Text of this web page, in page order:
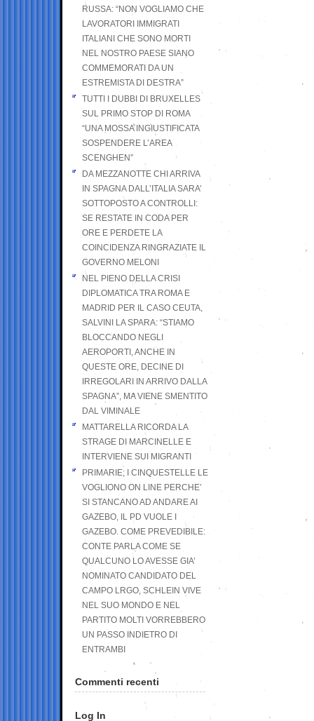
RUSSA: “NON VOGLIAMO CHE
LAVORATORI IMMIGRATI
ITALIANI CHE SONO MORTI
NEL NOSTRO PAESE SIANO
COMMEMORATI DA UN
ESTREMISTA DI DESTRA”
TUTTI I DUBBI DI BRUXELLES
SUL PRIMO STOP DI ROMA
“UNA MOSSA INGIUSTIFICATA
SOSPENDERE L’AREA
SCENGHEN”
DA MEZZANOTTE CHI ARRIVA
IN SPAGNA DALL’ITALIA SARA’
SOTTOPOSTO A CONTROLLI:
SE RESTATE IN CODA PER
ORE E PERDETE LA
COINCIDENZA RINGRAZIATE IL
GOVERNO MELONI
NEL PIENO DELLA CRISI
DIPLOMATICA TRA ROMA E
MADRID PER IL CASO CEUTA,
SALVINI LA SPARA: “STIAMO
BLOCCANDO NEGLI
AEROPORTI, ANCHE IN
QUESTE ORE, DECINE DI
IRREGOLARI IN ARRIVO DALLA
SPAGNA”, MA VIENE SMENTITO
DAL VIMINALE
MATTARELLA RICORDA LA
STRAGE DI MARCINELLE E
INTERVIENE SUI MIGRANTI
PRIMARIE; I CINQUESTELLE LE
VOGLIONO ON LINE PERCHE’
SI STANCANO AD ANDARE AI
GAZEBO, IL PD VUOLE I
GAZEBO. COME PREVEDIBILE:
CONTE PARLA COME SE
QUALCUNO LO AVESSE GIA’
NOMINATO CANDIDATO DEL
CAMPO LRGO, SCHLEIN VIVE
NEL SUO MONDO E NEL
PARTITO MOLTI VORREBBERO
UN PASSO INDIETRO DI
ENTRAMBI
Commenti recenti
Log In